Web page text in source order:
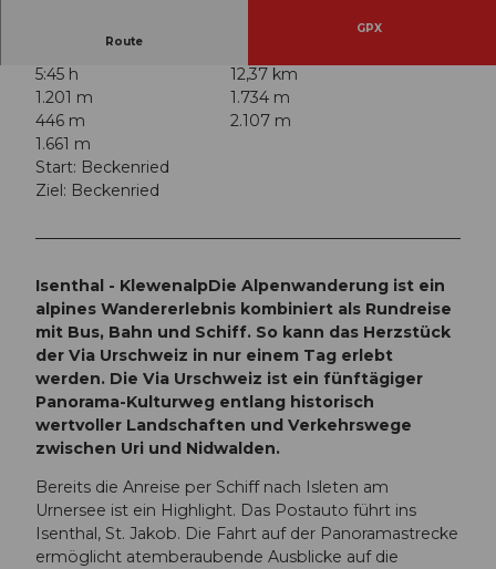
Route
GPX
5:45 h
12,37 km
1.201 m
1.734 m
446 m
2.107 m
1.661 m
Start: Beckenried
Ziel: Beckenried
Isenthal - KlewenalpDie Alpenwanderung ist ein
alpines Wandererlebnis kombiniert als Rundreise
mit Bus, Bahn und Schiff. So kann das Herzstück
der Via Urschweiz in nur einem Tag erlebt
werden. Die Via Urschweiz ist ein fünftägiger
Panorama-Kulturweg entlang historisch
wertvoller Landschaften und Verkehrswege
zwischen Uri und Nidwalden.
Bereits die Anreise per Schiff nach Isleten am
Urnersee ist ein Highlight. Das Postauto führt ins
Isenthal, St. Jakob. Die Fahrt auf der Panoramastrecke
ermöglicht atemberaubende Ausblicke auf die